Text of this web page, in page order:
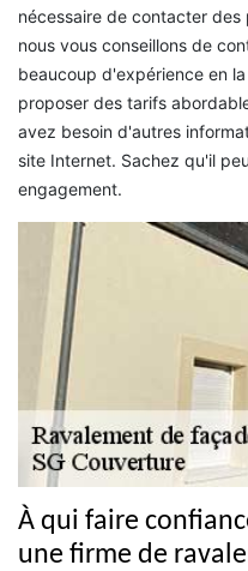
nécessaire de contacter des
nous vous conseillons de
beaucoup d'expérience en
proposer des tarifs
avez besoin d'autres
site Internet. Sachez qu'il
engagement.
À qui faire
une firme de